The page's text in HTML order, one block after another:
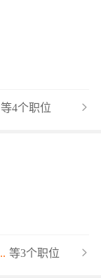
等4个职位
等3个职位